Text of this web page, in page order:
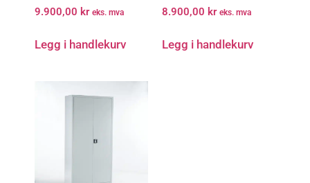
9.900,00 kr eks. mva
Legg i handlekurv
8.900,00 kr eks. mva
Legg i handlekurv